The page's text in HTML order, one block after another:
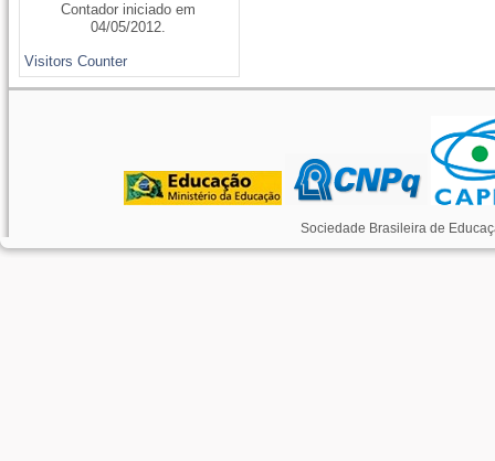
Contador iniciado em
04/05/2012.
Visitors Counter
Sociedade Brasileira de